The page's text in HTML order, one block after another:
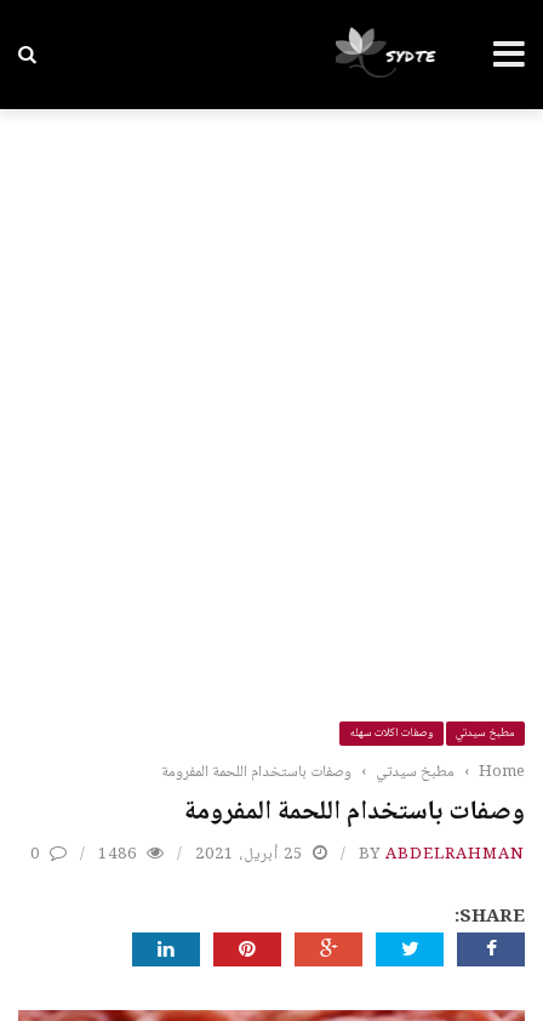
مطبخ سيدتي وصفات اكلات سهله
Home
› مطبخ سيدتي › وصفات باستخدام اللحمة المفرومة
وصفات باستخدام اللحمة المفرومة
BYABDELRAHMAN 25 أبريل، 2021 1486
0
SHARE: